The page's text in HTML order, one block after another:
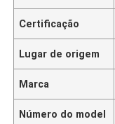
Certificação
Lugar de origem
Marca
Número do model